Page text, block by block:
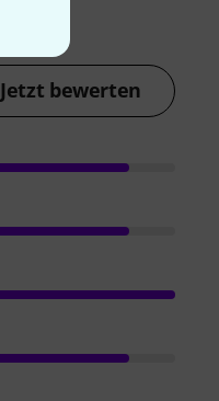
Jetzt bewerten